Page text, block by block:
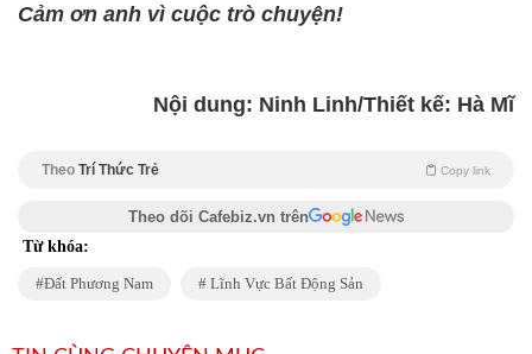
Cảm ơn anh vì cuộc trò chuyện!
Nội dung: Ninh Linh/Thiết kế: Hà Mĩ
Theo Trí Thức Trẻ Copy link
Theo dõi Cafebiz.vn trên
Từ khóa:
Đất Phương Nam Lĩnh Vực Bất Động Sản